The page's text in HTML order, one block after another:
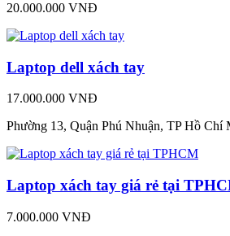
20.000.000 VNĐ
Laptop dell xách tay
17.000.000 VNĐ
Phường 13, Quận Phú Nhuận, TP Hồ Chí
Laptop xách tay giá rẻ tại
7.000.000 VNĐ